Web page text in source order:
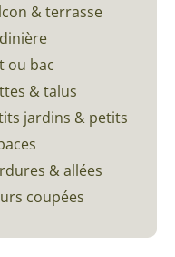
& terrasse
ou bac
& talus
jardins & petits
& allées
coupées